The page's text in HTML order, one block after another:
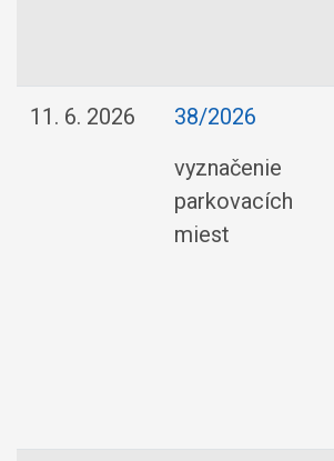
11. 6. 2026
38/2026
vyznačenie
parkovacích
miest